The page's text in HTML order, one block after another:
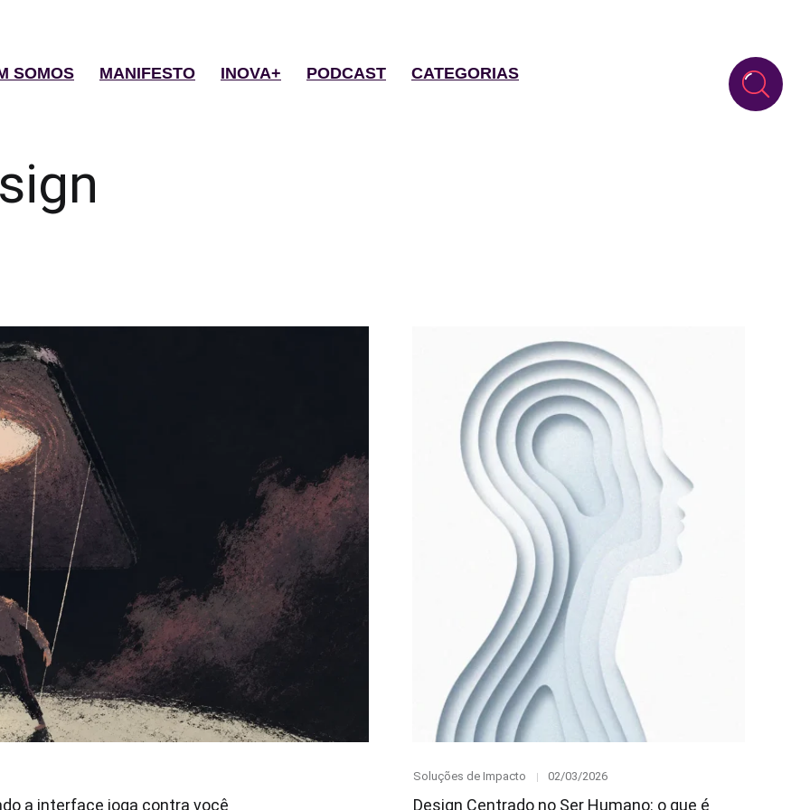
SOMOS MANIFESTO INOVA+ PODCAST CATEGORIAS
a interface joga contra você
Category
Soluções de Impacto
Posted
02/03/2026
Design Centrado no Ser Humano: o que é